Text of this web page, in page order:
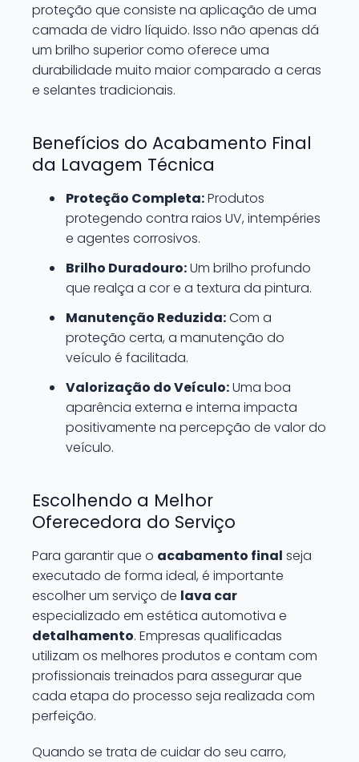
proteção que consiste na aplicação de uma
camada de vidro líquido. Isso não apenas dá
um brilho superior como oferece uma
durabilidade muito maior comparado a ceras
e selantes tradicionais.
Benefícios do Acabamento Final
da Lavagem Técnica
Proteção Completa:Produtos
protegendo contra raios UV, intempéries
e agentes corrosivos.
Brilho Duradouro:Um brilho profundo
que realça a cor e a textura da pintura.
Manutenção Reduzida:Com a
proteção certa, a manutenção do
veículo é facilitada.
Valorização do Veículo:Uma boa
aparência externa e interna impacta
positivamente na percepção de valor do
veículo.
Escolhendo a Melhor
Oferecedora do Serviço
Para garantir que o acabamento final seja
executado de forma ideal, é importante
escolher um serviço de lava car
especializado em estética automotiva e
detalhamento. Empresas qualificadas
utilizam os melhores produtos e contam com
profissionais treinados para assegurar que
cada etapa do processo seja realizada com
perfeição.
Quando se trata de cuidar do seu carro,